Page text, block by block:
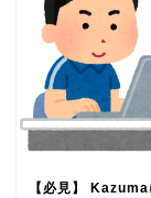
【必見】